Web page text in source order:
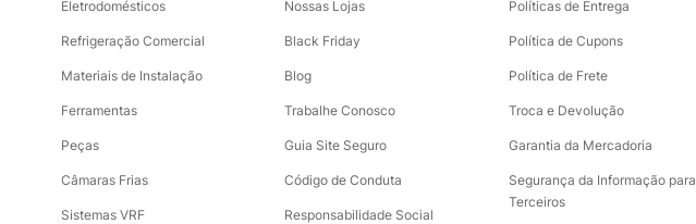
Eletrodomésticos
Refrigeração Comercial
Materiais de Instalação
Ferramentas
Peças
Câmaras Frias
Sistemas VRF
Nossas Lojas
Black Friday
Blog
Trabalhe Conosco
Guia Site Seguro
Código de Conduta
Responsabilidade Social
Políticas de Entrega
Política de Cupons
Política de Frete
Troca e Devolução
Garantia da Mercadoria
Segurança da Informação para
Terceiros